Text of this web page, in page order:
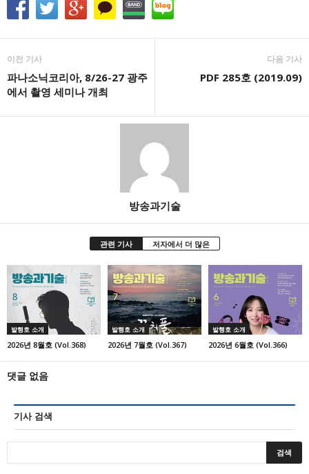
이전 기사
파나소닉코리아, 8/26-27 광주
에서 촬영 세미나 개최
다음 기사
PDF 285호 (2019.09)
방송과기술
관련 기사 저자에서 더 많은
발행호 소개
2026년 8월호 (Vol.368)
발행호 소개
2026년 7월호 (Vol.367)
발행호 소개
2026년 6월호 (Vol.366)
댓글 없음
기사 검색